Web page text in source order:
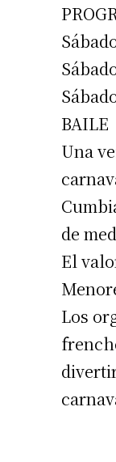
BAILE
Una
de
El
Los